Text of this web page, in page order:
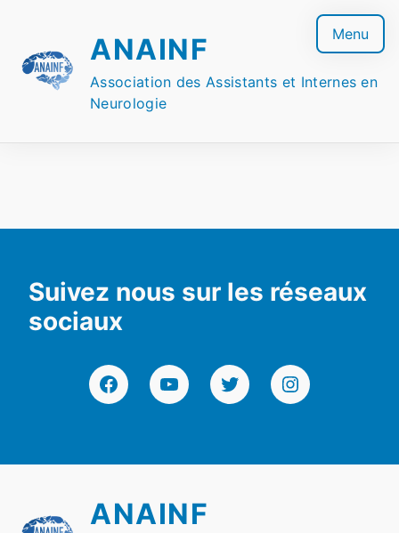
content
ANAINF
Association des Assistants et Internes en
Neurologie
Menu
Suivez nous sur les réseaux
sociaux
FacebookYouTubeTwitterInstagram
ANAINF